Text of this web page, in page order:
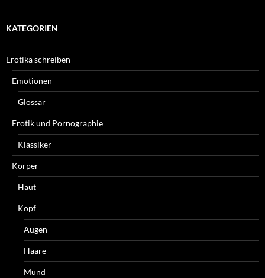
KATEGORIEN
Erotika schreiben
Emotionen
Glossar
Erotik und Pornographie
Klassiker
Körper
Haut
Kopf
Augen
Haare
Mund